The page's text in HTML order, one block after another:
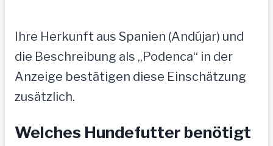
Ihre Herkunft aus Spanien (Andújar) und
die Beschreibung als „Podenca“ in der
Anzeige bestätigen diese Einschätzung
zusätzlich.
Welches Hundefutter benötigt